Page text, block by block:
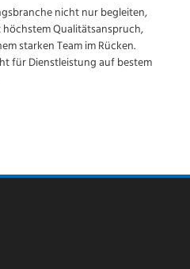
nicht nur begleiten,
Qualitätsanspruch,
starken Team im Rücken.
für Dienstleistung auf bestem